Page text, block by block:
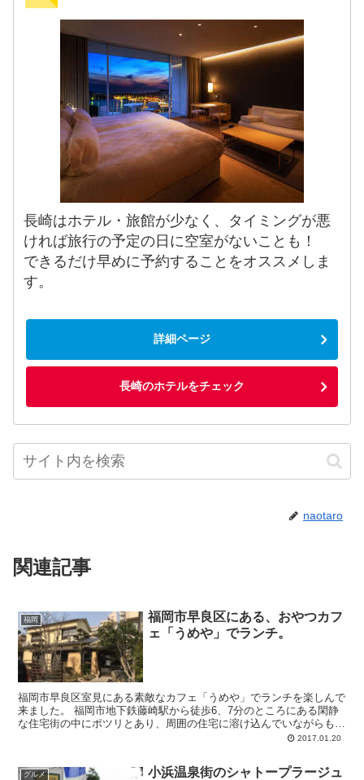
長崎はホテル・旅館が少なく、タイミングが悪
ければ旅行の予定の日に空室がないことも！
できるだけ早めに予約することをオススメしま
す。
詳細ページ
長崎のホテルをチェック
naotaro
関連記事
福岡
福岡市早良区にある、おやつカフ
ェ「うめや」でランチ。
福岡市早良区室見にある素敵なカフェ「うめや」でランチを楽しんで
来ました。 福岡市地下鉄藤崎駅から徒歩6、7分のところにある閑静
な住宅街の中にポツリとあり、周囲の住宅に溶け込んでいながらも、
2017.01.20
グルメ
小浜温泉街のシャトープラージュ